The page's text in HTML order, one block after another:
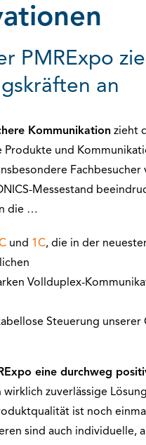
PMRExpo
an
Kommunikation zieht
Produkte und
Fachbesucher
Messestand
die …
und 1C, die in der
Vollduplex-
Steuerung
eine durchweg
zuverlässige
ist noch
sind auch individuelle,